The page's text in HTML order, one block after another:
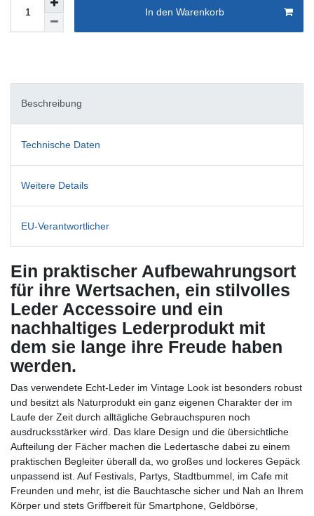
In den Warenkorb
Beschreibung
Technische Daten
Weitere Details
EU-Verantwortlicher
Ein praktischer Aufbewahrungsort
für ihre Wertsachen, ein stilvolles
Leder Accessoire und ein
nachhaltiges Lederprodukt mit
dem sie lange ihre Freude haben
werden.
Das verwendete Echt-Leder im Vintage Look ist besonders robust
und besitzt als Naturprodukt ein ganz eigenen Charakter der im
Laufe der Zeit durch alltägliche Gebrauchspuren noch
ausdrucksstärker wird. Das klare Design und die übersichtliche
Aufteilung der Fächer machen die Ledertasche dabei zu einem
praktischen Begleiter überall da, wo großes und lockeres Gepäck
unpassend ist. Auf Festivals, Partys, Stadtbummel, im Cafe mit
Freunden und mehr, ist die Bauchtasche sicher und Nah an Ihrem
Körper und stets Griffbereit für Smartphone, Geldbörse,